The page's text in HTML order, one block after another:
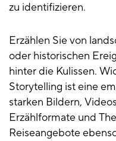
zu identifizieren.
Erzählen Sie von
oder historischen
hinter die Kulissen.
Storytelling ist eine
starken Bildern,
Erzählformate und
Reiseangebote